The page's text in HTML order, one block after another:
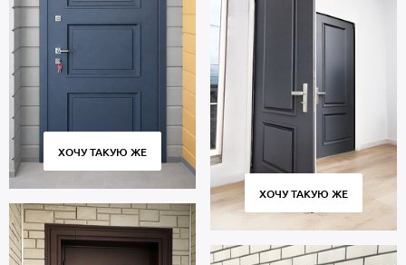
монтаж.
ХОЧУ ТАКУЮ ЖЕ
ХОЧУ ТАКУЮ ЖЕ